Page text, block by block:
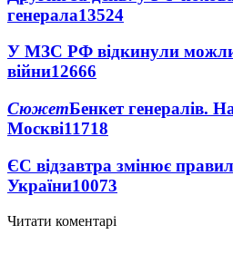
генерала13524
У МЗС РФ відкинули
війни12666
СюжетБенкет генералів.
Москві11718
ЄС відзавтра змінює
України10073
Читати коментарі